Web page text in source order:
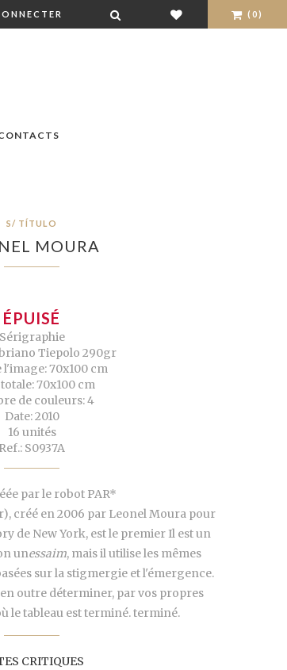
(0)
S/ TÍTULO
MOURA
ÉPUISÉ
Sérigraphie
Tiepolo 290gr
l'image: 70x100 cm
70x100 cm
de couleurs: 4
Date: 2010
16 unités
Ref.: S0937A
par le robot PAR*
créé en 2006 par Leonel Moura pour
de New York, est le premier Il est un
unessaim, mais il utilise les mêmes
sur la stigmergie et l'émergence.
outre déterminer, par vos propres
le tableau est terminé. terminé.
CRITIQUES